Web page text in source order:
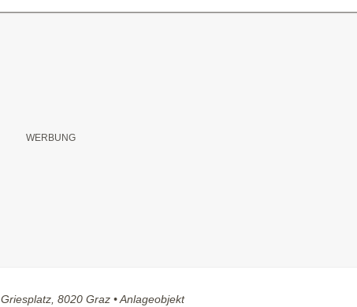
Griesplatz, 8020 Graz • Anlageobjekt